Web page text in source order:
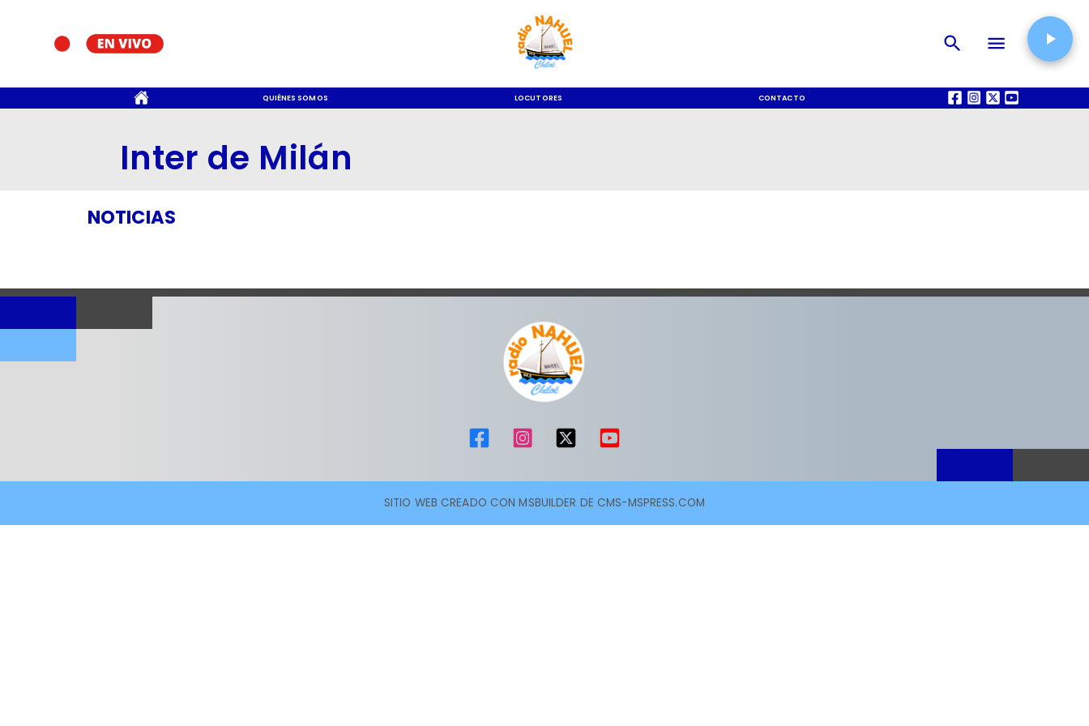
QUIÉNES SOMOS LOCUTORES CONTACTO QUIÉNES SOMOS
Inter de Milán
NOTICIAS
SITIO WEB CREADO CON MSBUILDER DE CMS-MSPRESS.COM